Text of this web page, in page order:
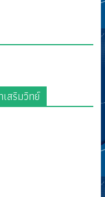
สริมวิทย์